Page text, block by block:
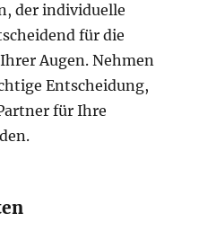
der individuelle
für die
Augen. Nehmen
Entscheidung,
für Ihre